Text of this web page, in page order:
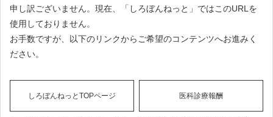
申し訳ございません。現在、「しろぼんねっと」ではこのURLを
使用しておりません。
お手数ですが、以下のリンクからご希望のコンテンツへお進みく
ださい。
しろぼんねっとTOPページ 医科診療報酬